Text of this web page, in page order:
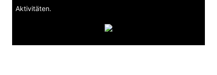
Aktivitäten.